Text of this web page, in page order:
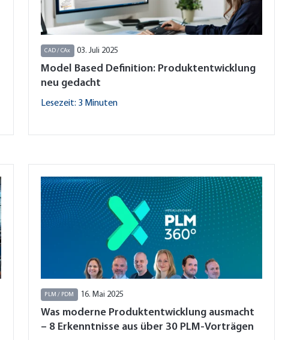
CAD / CAx 03. Juli 2025
Model Based Definition: Produktentwicklung
neu gedacht
Lesezeit: 3 Minuten
PLM / PDM 16. Mai 2025
Was moderne Produktentwicklung ausmacht
– 8 Erkenntnisse aus über 30 PLM-Vorträgen